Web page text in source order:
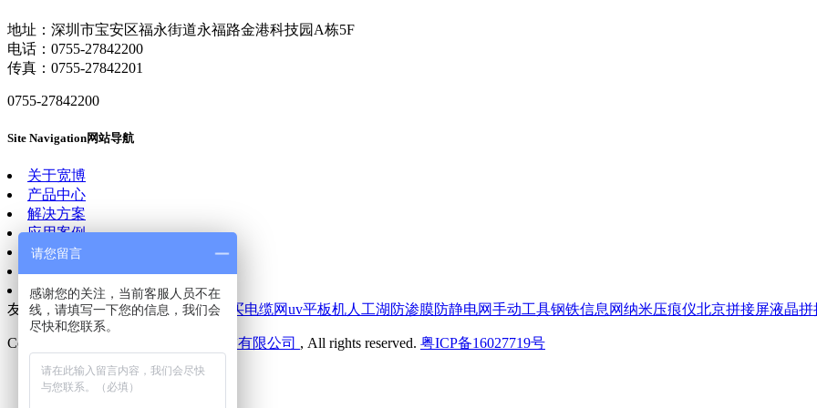
地址：深圳市宝安区福永街道永福路金港科技园A栋5F
电话：0755-27842200
传真：0755-27842201
0755-27842200
Site Navigation网站导航
关于宽博
产品中心
解决方案
应用案例
客户服务
新闻资讯
联系我们
友情连接： 深圳网站维护 智慧校园 买电缆网uv平板机人工湖防渗膜防静电网手动工具钢铁信息网纳米压痕仪北京拼接屏液晶拼
Copyright © 2007- 深圳宽博科技有限公司 , All rights reserved. 粤ICP备16027719号
请您留言
感谢您的关注，当前客服人员不在
线，请填写一下您的信息，我们会
尽快和您联系。